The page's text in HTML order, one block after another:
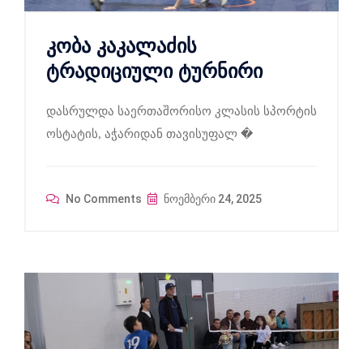
კობა კაკალაძის
ტრადიციული ტურნირი
დასრულდა საერთაშორისო კლასის სპორტის
ოსტატის, აჭარიდან თავისუფალ �
No Comments ნოემბერი 24, 2025